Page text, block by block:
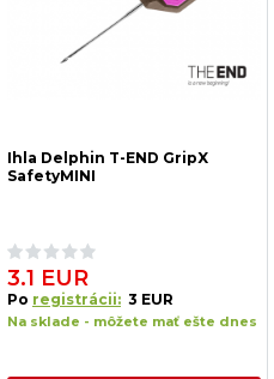
Ihla Delphin T-END GripX
SafetyMINI
3.1 EUR
Po registrácii: 3 EUR
Na sklade - môžete mať ešte dnes